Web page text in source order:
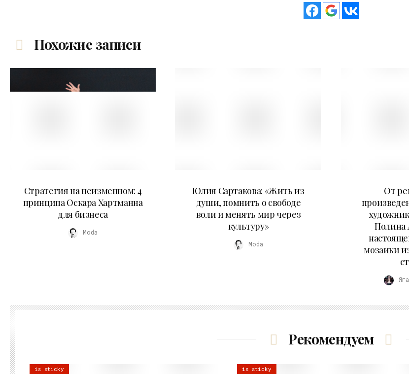
Похожие записи
Стратегия на неизменном: 4
принципа Оскара Хартманна
для бизнеса
Moda
Юлия Сартакова: «Жить из
души, помнить о свободе
воли и менять мир через
культуру»
Moda
От
Полина
мозаики
Рекомендуем
is sticky is sticky